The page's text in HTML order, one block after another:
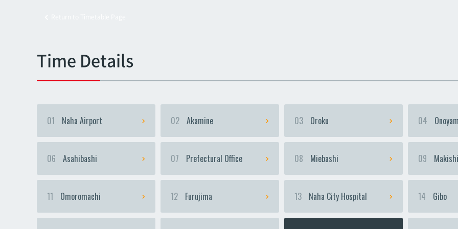
Time Details
01 Naha Airport 02 Akamine 03 Oroku 04
06 Asahibashi 07 Prefectural Office 08 Miebashi 09 Makishi
11 Omoromachi 12 Furujima 13 Naha City Hospital 14 Gibo